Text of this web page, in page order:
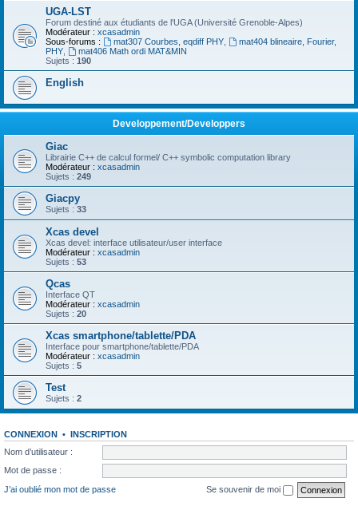
UGA-LST
Forum destiné aux étudiants de l'UGA (Université Grenoble-Alpes)
Modérateur : xcasadmin
Sous-forums :
mat307 Courbes, eqdiff PHY,
mat404 blineaire, Fourier,
PHY
mat406 Math ordi MAT&MIN
Sujets : 190
English
Developpement/Developpers
Giac
Librairie C++ de calcul formel/ C++ symbolic computation library
Modérateur : xcasadmin
Sujets : 249
Giacpy
Sujets : 33
Xcas devel
Xcas devel: interface utilisateur/user interface
Modérateur : xcasadmin
Sujets : 53
Qcas
Interface QT
Modérateur : xcasadmin
Sujets : 20
Xcas smartphone/tablette/PDA
Interface pour smartphone/tablette/PDA
Modérateur : xcasadmin
Sujets : 5
Test
Sujets : 2
CONNEXION • INSCRIPTION
Nom d’utilisateur :
Mot de passe :
J’ai oublié mon mot de passe
Se souvenir de moi